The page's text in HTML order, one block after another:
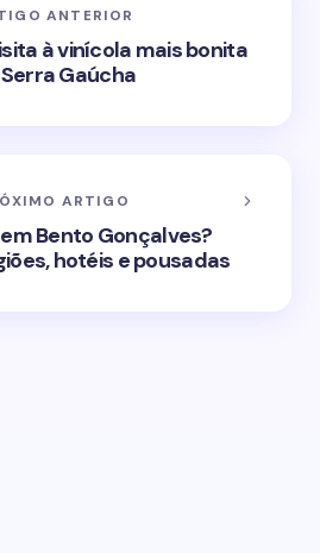
ANTERIOR
à vinícola mais bonita
Gaúcha
ARTIGO
Bento Gonçalves?
hotéis e pousadas